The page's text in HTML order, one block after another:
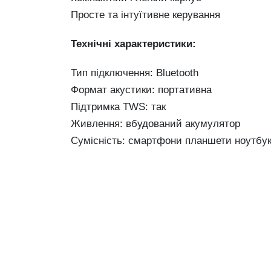
Просте та інтуїтивне керування
Технічні характеристики:
Тип підключення: Bluetooth
Формат акустики: портативна
Підтримка TWS: так
Живлення: вбудований акумулятор
Сумісність: смартфони планшети